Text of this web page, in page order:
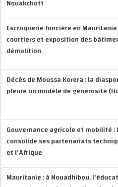
Nouakchott
Escroquerie foncière en
courtiers et exposition des
démolition
Décès de Moussa Korera : la
pleure un modèle de générosité
Gouvernance agricole et mobilité :
consolide ses partenariats
et l'Afrique
Mauritanie : à Nouadhibou,